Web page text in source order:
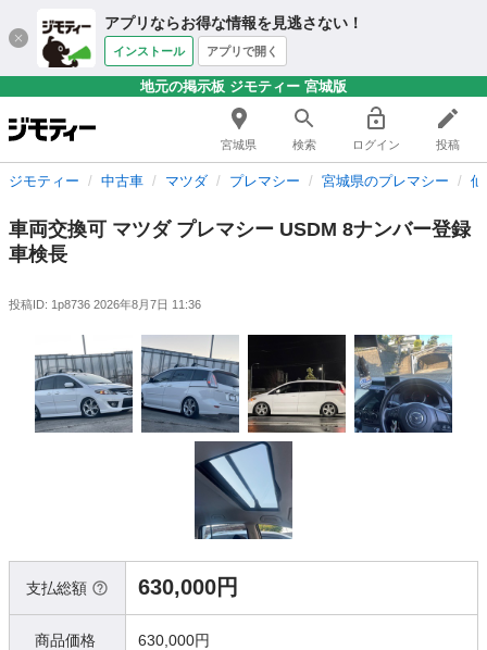
アプリならお得な情報を見逃さない！
インストール アプリで開く
地元の掲示板 ジモティー 宮城版
宮城県 検索 ログイン 投稿
ジモティー 中古車 マツダ プレマシー 宮城県のプレマシー
車両交換可 マツダ プレマシー USDM 8ナンバー登録
車検長
投稿ID: 1p8736 2026年8月7日 11:36
支払総額 630,000円
商品価格 630,000円